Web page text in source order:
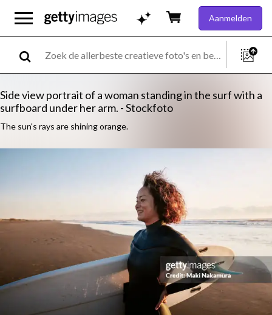
Aanmelden
Side view portrait of a woman standing in the surf with a
surfboard under her arm. - Stockfoto
The sun's rays are shining orange.